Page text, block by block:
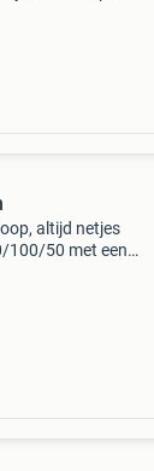
altijd netjes
100/50 met een